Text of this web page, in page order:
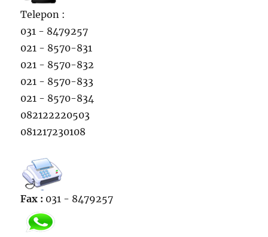
Telepon :
031 - 8479257
021 - 8570-831
021 - 8570-832
021 - 8570-833
021 - 8570-834
082122220503
081217230108
Fax : 031 - 8479257